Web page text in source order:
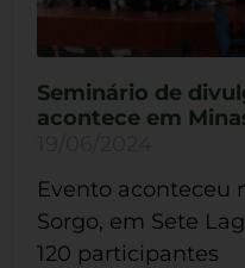
Seminário de
acontece em
Evento aconteceu
Sorgo, em Sete
120 participantes